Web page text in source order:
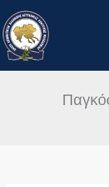
στο
περιεχόμενο